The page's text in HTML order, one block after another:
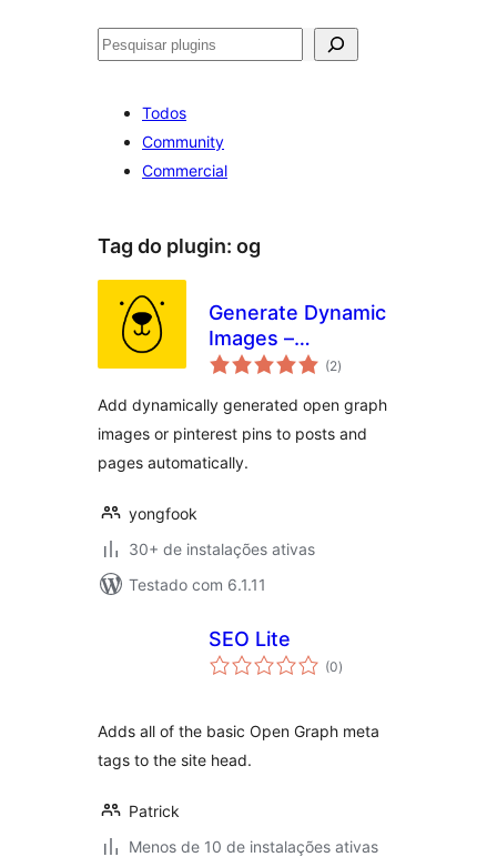
Pesquisar
Todos
Community
Commercial
Tag do plugin: og
Generate Dynamic
Images –
Bannerbear (2total
de
)
Add dynamically generated open graph
images or pinterest pins to posts and
pages automatically.
yongfook
30+ de instalações ativas
Testado com 6.1.11
SEO Lite
(0total
de
)
Adds all of the basic Open Graph meta
tags to the site head.
Patrick
Menos de 10 de instalações ativas